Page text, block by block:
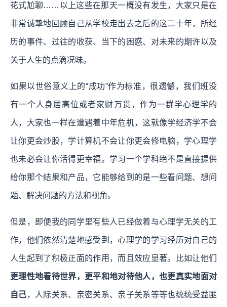
花式尬聊……以上这些在那天一概没有发生，大家只是在
非常诚挚地回顾自己从学校走出去之后的这二十年，所经
历的事件、过往的收获、当下的困惑、对未来的期许以及
关于人生的点滴况味。
如果以世俗意义上的“成功”作为标准，很遗憾，我们班没
有一个人身居高位或者家财万贯，作为一群学心理学的
人，大家也一样在遭遇着中年危机，这就像学经济学不会
让你更会炒股，学计算机不会让你更会修电脑，学心理学
也未必会让你活得更幸福。学习一个学科绝不是直接提供
给你那个结果和产品，它能够给到的是一些看问题、想问
题、解决问题的方法和视角。
但是，即便我的同学里有些人已经做着与心理学无关的工
作，他们依然清楚地感受到，心理学的学习经历对自己的
人生起到了积极正面的作用，而且效应显著。比如让他们
更理性地看待世界，更平和地对待他人，也更真实地面对
自己，人际关系、亲密关系、亲子关系等等也统统受益匪